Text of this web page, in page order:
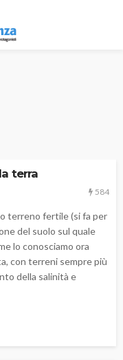
terra
584
terreno fertile (si fa per
del suolo sul quale
lo conosciamo ora
con terreni sempre più
della salinità e